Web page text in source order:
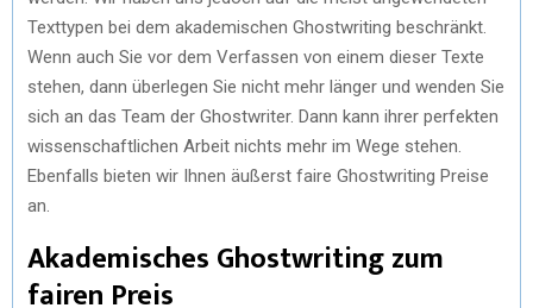
Texttypen bei dem akademischen Ghostwriting beschränkt.
Wenn auch Sie vor dem Verfassen von einem dieser Texte
stehen, dann überlegen Sie nicht mehr länger und wenden Sie
sich an das Team der Ghostwriter. Dann kann ihrer perfekten
wissenschaftlichen Arbeit nichts mehr im Wege stehen.
Ebenfalls bieten wir Ihnen äußerst faire Ghostwriting Preise
an.
Akademisches Ghostwriting zum
fairen Preis